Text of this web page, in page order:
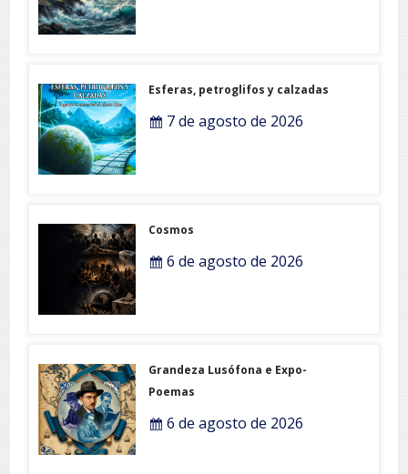
Esferas, petroglifos y calzadas
7 de agosto de 2026
Cosmos
6 de agosto de 2026
Grandeza Lusófona e Expo-
Poemas
6 de agosto de 2026